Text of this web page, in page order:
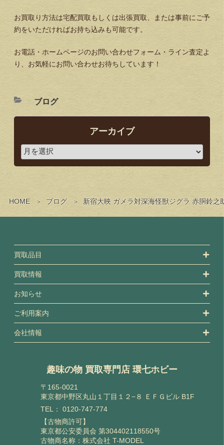
HOME ブログ 新宿大映 ガメラ対深海怪獣ジグラ 赤胴鈴
お買取り方法は宅配買取もしくは出張買取、または事前にご予
約をいただければお持ち込みも可能です。
お電話・ホームページのお問い合わせフォーム・ライン査定よ
り、お気軽にお問い合わせお待ちしています！
ブログ
アーカイブ
買取品目
買取情報
お知らせ
ご利用案内
会社情報
趣味の物 買取専門店 環七ホビー
〒165-0021
東京都中野区丸山１丁目１２−８ ＥＦＧビル B1F
TEL： 0120-747-774
【古物商許可】
東京都公安委員会 第304402118550号
古物商名称：株式会社 T-MODEL